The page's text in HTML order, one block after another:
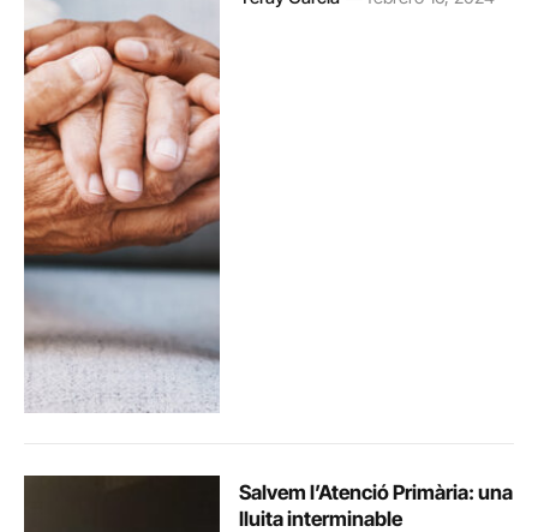
Salvem l’Atenció Primària: una
lluita interminable